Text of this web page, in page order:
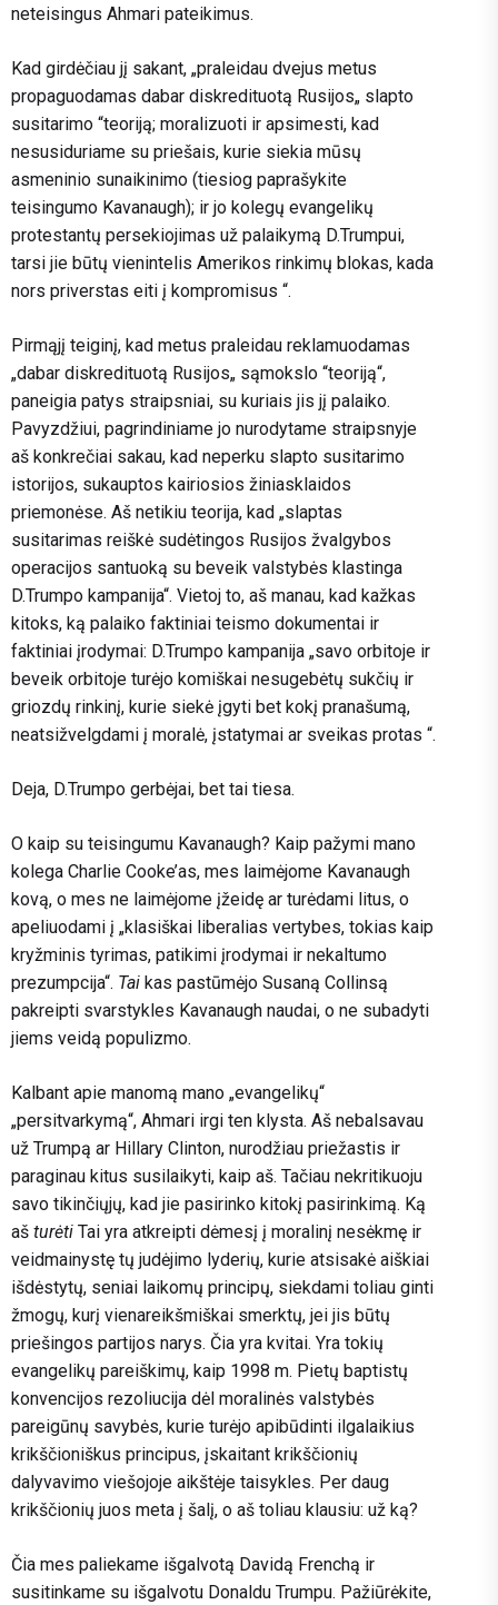
neteisingus Ahmari pateikimus.
Kad girdėčiau jį sakant, „praleidau dvejus metus
propaguodamas dabar diskredituotą Rusijos„ slapto
susitarimo “teoriją; moralizuoti ir apsimesti, kad
nesusiduriame su priešais, kurie siekia mūsų
asmeninio sunaikinimo (tiesiog paprašykite
teisingumo Kavanaugh); ir jo kolegų evangelikų
protestantų persekiojimas už palaikymą D.Trumpui,
tarsi jie būtų vienintelis Amerikos rinkimų blokas, kada
nors priverstas eiti į kompromisus “.
Pirmąjį teiginį, kad metus praleidau reklamuodamas
„dabar diskredituotą Rusijos„ sąmokslo “teoriją“,
paneigia patys straipsniai, su kuriais jis jį palaiko.
Pavyzdžiui, pagrindiniame jo nurodytame straipsnyje
aš konkrečiai sakau, kad neperku slapto susitarimo
istorijos, sukauptos kairiosios žiniasklaidos
priemonėse. Aš netikiu teorija, kad „slaptas
susitarimas reiškė sudėtingos Rusijos žvalgybos
operacijos santuoką su beveik valstybės klastinga
D.Trumpo kampanija“. Vietoj to, aš manau, kad kažkas
kitoks, ką palaiko faktiniai teismo dokumentai ir
faktiniai įrodymai: D.Trumpo kampanija „savo orbitoje ir
beveik orbitoje turėjo komiškai nesugebėtų sukčių ir
griozdų rinkinį, kurie siekė įgyti bet kokį pranašumą,
neatsižvelgdami į moralė, įstatymai ar sveikas protas “.
Deja, D.Trumpo gerbėjai, bet tai tiesa.
O kaip su teisingumu Kavanaugh? Kaip pažymi mano
kolega Charlie Cooke’as, mes laimėjome Kavanaugh
kovą, o mes ne laimėjome įžeidę ar turėdami litus, o
apeliuodami į „klasiškai liberalias vertybes, tokias kaip
kryžminis tyrimas, patikimi įrodymai ir nekaltumo
prezumpcija“. Tai kas pastūmėjo Susaną Collinsą
pakreipti svarstykles Kavanaugh naudai, o ne subadyti
jiems veidą populizmo.
Kalbant apie manomą mano „evangelikų“
„persitvarkymą“, Ahmari irgi ten klysta. Aš nebalsavau
už Trumpą ar Hillary Clinton, nurodžiau priežastis ir
paraginau kitus susilaikyti, kaip aš. Tačiau nekritikuoju
savo tikinčiųjų, kad jie pasirinko kitokį pasirinkimą. Ką
aš turėti Tai yra atkreipti dėmesį į moralinį nesėkmę ir
veidmainystę tų judėjimo lyderių, kurie atsisakė aiškiai
išdėstytų, seniai laikomų principų, siekdami toliau ginti
žmogų, kurį vienareikšmiškai smerktų, jei jis būtų
priešingos partijos narys. Čia yra kvitai. Yra tokių
evangelikų pareiškimų, kaip 1998 m. Pietų baptistų
konvencijos rezoliucija dėl moralinės valstybės
pareigūnų savybės, kurie turėjo apibūdinti ilgalaikius
krikščioniškus principus, įskaitant krikščionių
dalyvavimo viešojoje aikštėje taisykles. Per daug
krikščionių juos meta į šalį, o aš toliau klausiu: už ką?
Čia mes paliekame išgalvotą Davidą Frenchą ir
susitinkame su išgalvotu Donaldu Trumpu. Pažiūrėkite,